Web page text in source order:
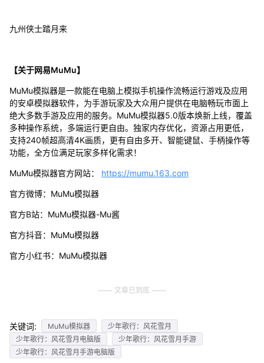
九州侠士踏月来
【关于网易MuMu】
MuMu模拟器是一款能在电脑上模拟手机操作流畅运行游戏及应用
的安卓模拟器软件，为手游玩家及大众用户提供在电脑畅玩市面上
绝大多数手游及应用的服务。MuMu模拟器5.0版本焕新上线，覆盖
多种操作系统，多端运行更自由。独家内存优化，资源占用更低，
支持240帧超高清4K画质，更有自由多开、智能键鼠、手柄操作等
功能，全方位满足玩家多样化需求！
MuMu模拟器官方网站： https://mumu.163.com
官方微博：MuMu模拟器
官方B站：MuMu模拟器-Mu酱
官方抖音：MuMu模拟器
官方小红书：MuMu模拟器
文章已到底
关键词: MuMu模拟器
少年歌行：风花雪月
少年歌行：风花雪月电脑版
少年歌行：风花雪月手游
少年歌行：风花雪月手游电脑版